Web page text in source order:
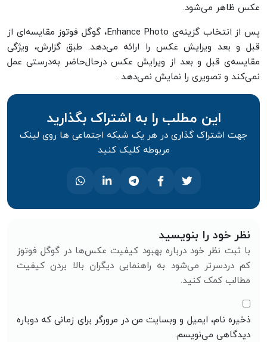
عکس ظاهر می‌شود.
پس از انتخاب گزینه‌ی Enhance Photo، گوگل فوتوز مقایسه‌ای از
قبل و بعد ویرایش عکس را ارائه می‌دهد. طبق گزارش، ویژگی
مقایسه‌ی قبل و بعد از ویرایش عکس درحال‌حاضر به‌درستی عمل
نمی‌کند و تصویری را نمایش نمی‌دهد .
این مطلب را به اشتراک بگذارید
جهت اشتراک گذاری در هر یک شبکه اجتماعی ها روی لینک
مربوطه کلیک کنید
نظر خود را بنویسید
با ثبت نظر خود درباره بهبود کیفیت عکس‌ها در گوگل فوتوز
کم‌ دردسرتر می‌شود به راهنمایی دیگران بالا بردن کیفیت
مطالب کمک کنید.
ذخیره نام، ایمیل و وبسایت من در مرورگر برای زمانی که دوباره
دیدگاهی می‌نویسم.